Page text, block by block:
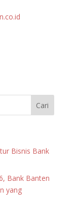
Bisnis Bank
Bank Banten
yang